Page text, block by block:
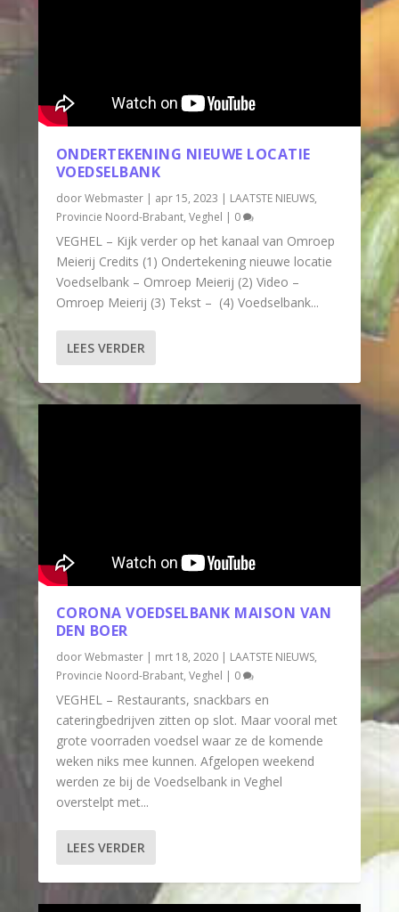
ONDERTEKENING NIEUWE LOCATIE
VOEDSELBANK
doorWebmaster| apr 15, 2023 | LAATSTE NIEUWS,
Provincie Noord-Brabant, Veghel | 0
VEGHEL – Kijk verder op het kanaal van Omroep
Meierij Credits (1) Ondertekening nieuwe locatie
Voedselbank – Omroep Meierij (2) Video –
Omroep Meierij (3) Tekst – (4) Voedselbank...
LEES VERDER
CORONA VOEDSELBANK MAISON VAN
DEN BOER
doorWebmaster| mrt 18, 2020| LAATSTE NIEUWS,
Provincie Noord-Brabant, Veghel | 0
VEGHEL – Restaurants, snackbars en
cateringbedrijven zitten op slot. Maar vooral met
grote voorraden voedsel waar ze de komende
weken niks mee kunnen. Afgelopen weekend
werden ze bij de Voedselbank in Veghel
overstelpt met...
LEES VERDER